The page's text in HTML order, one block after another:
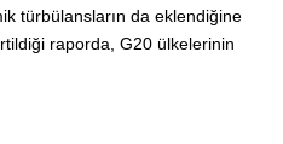
türbülansların da eklendiğine
raporda, G20 ülkelerinin